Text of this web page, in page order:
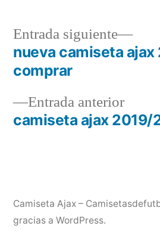
Navegación
entradas
Entrada anterior
camiseta ajax 2019/
Entrada siguiente
nueva camiseta ajax
comprar
Camiseta Ajax –
gracias a WordPress.